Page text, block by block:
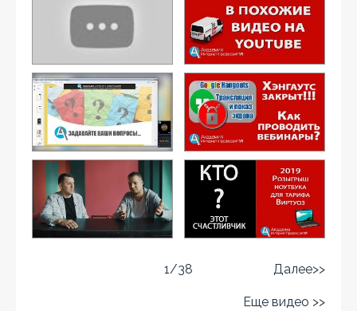
1/38 Далее>>
Еще видео >>